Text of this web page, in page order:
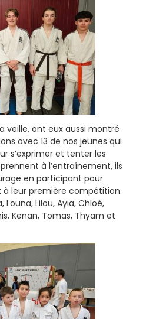
veille, ont eux aussi montré
avec 13 de nos jeunes qui
s’exprimer et tenter les
à l’entraînement, ils
en participant pour
à leur première compétition.
Louna, Lilou, Ayia, Chloé,
Kenan, Tomas, Thyam et